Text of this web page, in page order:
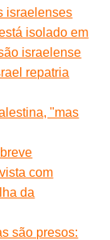
israelenses
isolado em
israelense
repatria
"mas
com
da
são presos: